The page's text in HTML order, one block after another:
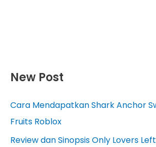
New Post
Cara Mendapatkan Shark Anchor
Fruits Roblox
Review dan Sinopsis Only Lovers